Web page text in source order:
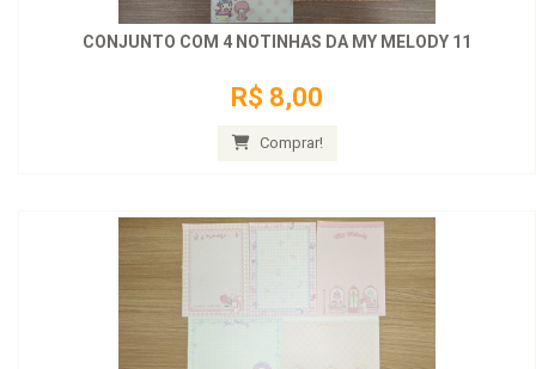
CONJUNTO COM 4 NOTINHAS DA MY MELODY 11
R$ 8,00
Comprar!